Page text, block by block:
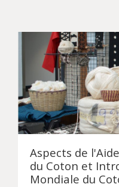
Aspects de
du Coton et
Mondiale du